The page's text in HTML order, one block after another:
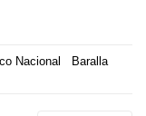
Nacional
Baralla